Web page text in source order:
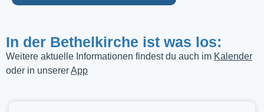
In der Bethelkirche ist was los:
Weitere aktuelle Informationen findest du auch im Kalender
oder in unsererApp